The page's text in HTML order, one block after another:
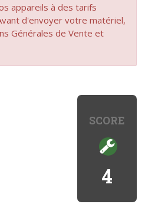
appareils à des tarifs
d'envoyer votre matériel,
Générales de Vente et
SCORE
4